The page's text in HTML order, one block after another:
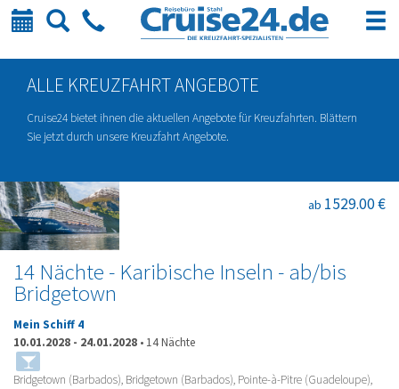
Kalender
SucheTelefon
ALLE KREUZFAHRT ANGEBOTE
Cruise24 bietet ihnen die aktuellen Angebote für Kreuzfahrten. Blättern
Sie jetzt durch unsere Kreuzfahrt Angebote.
14 Nächte - Karibische Inseln - ab/bis
Bridgetown
ab 1529.00 €
Mein Schiff 4
10.01.2028 - 24.01.2028 • 14 Nächte
Bridgetown (Barbados), Bridgetown (Barbados), Pointe-à-Pitre (Guadeloupe),